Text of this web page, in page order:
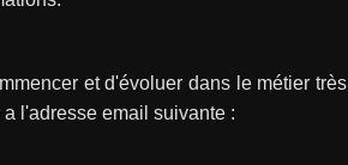
et d'évoluer dans le métier très
l'adresse email suivante :